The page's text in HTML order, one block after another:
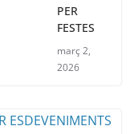
PER
FESTES
març 2,
2026